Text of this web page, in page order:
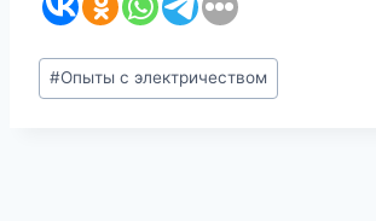
Метки
записи:
#Опыты с электричеством